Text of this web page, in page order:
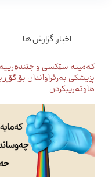
اخبار,گزارش ها
کەمینە سێکسی و
پزیشکی بەرفراواندان بۆ
هاوتەریبکردن